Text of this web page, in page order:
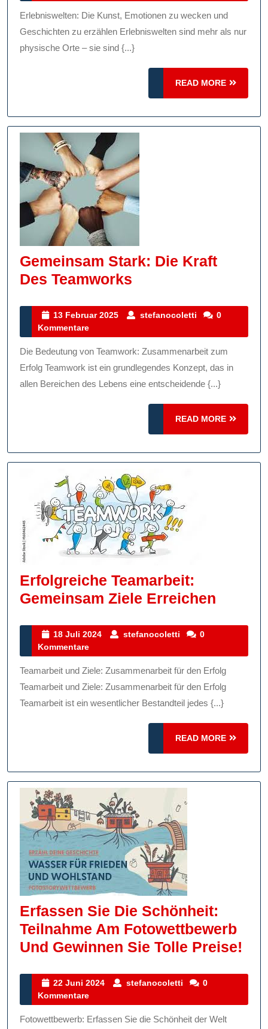
2025
Erlebniswelten: Die Kunst, Emotionen zu wecken und
Geschichten zu erzählen Erlebniswelten sind mehr als nur
physische Orte – sie sind {...}
READ MORE
READ
MORE
Gemeinsam Stark: Die Kraft
Des Teamworks
Die
Des
Teamworks
13 Februar 2025
13
2025
stefanocoletti stefanocoletti
0
Kommentare
Die Bedeutung von Teamwork: Zusammenarbeit zum
Erfolg Teamwork ist ein grundlegendes Konzept, das in
allen Bereichen des Lebens eine entscheidende {...}
READ MORE
READ
MORE
Erfolgreiche Teamarbeit:
Gemeinsam Ziele Erreichen
Ziele
18 Juli 2024
18
2024
stefanocoletti stefanocoletti
0
Kommentare
Teamarbeit und Ziele: Zusammenarbeit für den Erfolg
Teamarbeit und Ziele: Zusammenarbeit für den Erfolg
Teamarbeit ist ein wesentlicher Bestandteil jedes {...}
READ MORE
READ
MORE
Erfassen Sie Die Schönheit:
Teilnahme Am Fotowettbewerb
Und Gewinnen Sie Tolle Preise!
22 Juni 2024
22
2024
stefanocoletti stefanocoletti
0
Kommentare
Fotowettbewerb: Erfassen Sie die Schönheit der Welt